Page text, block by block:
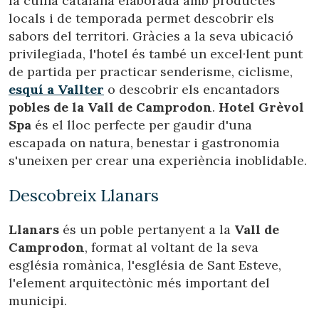
locals i de temporada permet descobrir els
sabors del territori. Gràcies a la seva ubicació
privilegiada, l'hotel és també un excel·lent punt
de partida per practicar senderisme, ciclisme,
esquí a Vallter o descobrir els encantadors
pobles de la Vall de Camprodon. Hotel Grèvol
Spa és el lloc perfecte per gaudir d'una
escapada on natura, benestar i gastronomia
s'uneixen per crear una experiència inoblidable.
Descobreix Llanars
Llanars és un poble pertanyent a la Vall de
Camprodon, format al voltant de la seva
església romànica, l'església de Sant Esteve,
l'element arquitectònic més important del
municipi.
instal·lades al disc dur, encara que haurà de tenir en
compte que aquesta acció podrà ocasionar dificultats de
navegació de la pàgina web.
Analítiques i personalització
Permeten fer el seguiment i l'anàlisi del comportament
dels usuaris d'aquest lloc web. La informació recollida
mitjançant aquest tipus de cookies s'utilitza en el
mesurament de l'activitat del web per a l'elaboració de
perfils de navegació dels usuaris per introduir millores en
funció de l'anàlisi de les dades d'ús que fan els usuaris del
servei. Permeten desar la informació de preferència de
una millor experiència a través de productes recomanats.
Marketing i publicitat
Aquestes cookies són utilitzades per emmagatzemar
informació sobre les preferències i les eleccions personals
de l'usuari a través de l'observació continuada dels seus
hàbits de navegació. Gràcies a elles, podem conèixer els
hàbits de navegació al lloc web i mostrar publicitat
relacionada amb el perfil de navegació de l'usuari.